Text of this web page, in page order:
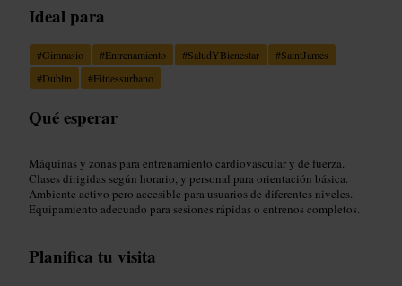
Ideal para
#Gimnasio #Entrenamiento #SaludYBienestar #SaintJames
#Dublín #Fitnessurbano
Qué esperar
Máquinas y zonas para entrenamiento cardiovascular y de fuerza.
Clases dirigidas según horario, y personal para orientación básica.
Ambiente activo pero accesible para usuarios de diferentes niveles.
Equipamiento adecuado para sesiones rápidas o entrenos completos.
Planifica tu visita